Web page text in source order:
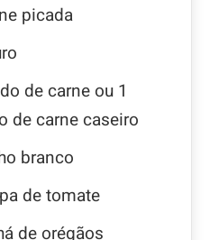
picada
de carne ou 1
de carne caseiro
branco
de tomate
de orégãos